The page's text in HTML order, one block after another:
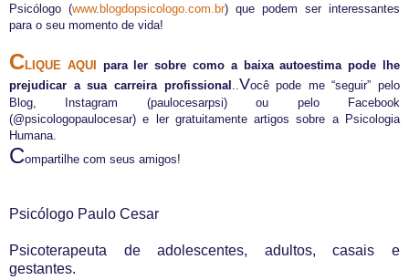
Psicólogo (www.blogdopsicologo.com.br) que podem ser interessantes
para o seu momento de vida!
CLIQUE AQUI para ler sobre como a baixa autoestima pode lhe
prejudicar a sua carreira profissional Você pode me “seguir” pelo
Blog, Instagram (paulocesarpsi) ou pelo Facebook
(@psicologopaulocesar) e ler gratuitamente artigos sobre a Psicologia
Humana.
Compartilhe com seus amigos!
Psicólogo Paulo Cesar
Psicoterapeuta de adolescentes, adultos, casais e
gestantes.